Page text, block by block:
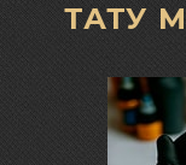
ТАТУ